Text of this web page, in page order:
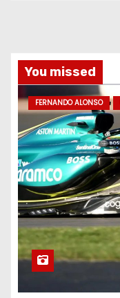
You missed
FERNANDO ALONSO